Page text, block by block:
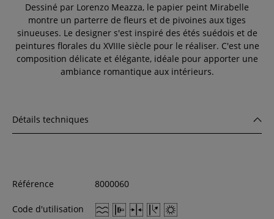
Dessiné par Lorenzo Meazza, le papier peint Mirabelle
montre un parterre de fleurs et de pivoines aux tiges
sinueuses. Le designer s'est inspiré des étés suédois et de
peintures florales du XVIIIe siècle pour le réaliser. C'est une
composition délicate et élégante, idéale pour apporter une
ambiance romantique aux intérieurs.
Détails techniques
Référence 8000060
Code d'utilisation